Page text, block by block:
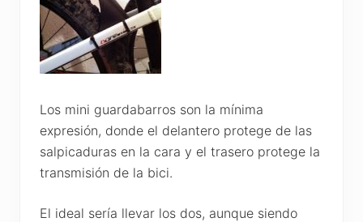
Los mini guardabarros son la mínima
expresión, donde el delantero protege de las
salpicaduras en la cara y el trasero protege la
transmisión de la bici.
El ideal sería llevar los dos, aunque siendo